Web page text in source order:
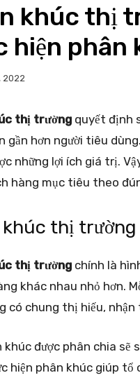
khúc thị
hiện phân
2022
thị trường quyết định
gần hơn người tiêu
những lợi ích giá trị.
hàng mục tiêu theo
khúc thị
thị trường chính là
khác nhau nhỏ hơn.
có chung thị hiếu, nhận
khúc được phân chia
hiện phân khúc giúp tổ